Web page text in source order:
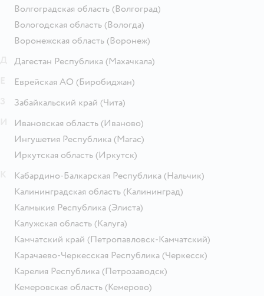
Волгоградская область (Волгоград)
Вологодская область (Вологда)
Воронежская область (Воронеж)
Дагестан Республика (Махачкала)
Еврейская АО (Биробиджан)
Забайкальский край (Чита)
Ивановская область (Иваново)
Ингушетия Республика (Магас)
Иркутская область (Иркутск)
Кабардино-Балкарская Республика (Нальчик)
Калининградская область (Калининград)
Калмыкия Республика (Элиста)
Калужская область (Калуга)
Камчатский край (Петропавловск-Камчатский)
Карачаево-Черкесская Республика (Черкесск)
Карелия Республика (Петрозаводск)
Кемеровская область (Кемерово)